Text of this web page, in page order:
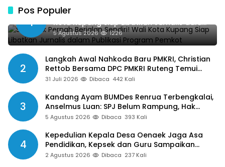
Pos Populer
1
SMSI Tak Pernah Berjalan Sendiri! Wali
Kota Kupang Siap Libatkan Jurnalis dalam
Publikasi Program Pemkot
5 Agustus 2026 1226
2
Langkah Awal Nahkoda Baru PMKRI, Christian
Rettob Bersama DPC PMKRI Ruteng Temui
Bupati Manggarai Perkuat Kolaborasi Masa
31 Juli 2026 Dibaca 442 Kali
3
Kandang Ayam BUMDes Renrua Terbengkalai,
Anselmus Luan: SPJ Belum Rampung, Hak
Aparat Desa Sejak Januari Belum Dibayar
5 Agustus 2026 Dibaca 393 Kali
4
Kepedulian Kepala Desa Oenaek Jaga Asa
Pendidikan, Kepsek dan Guru Sampaikan
Apresiasi
2 Agustus 2026 Dibaca 237 Kali